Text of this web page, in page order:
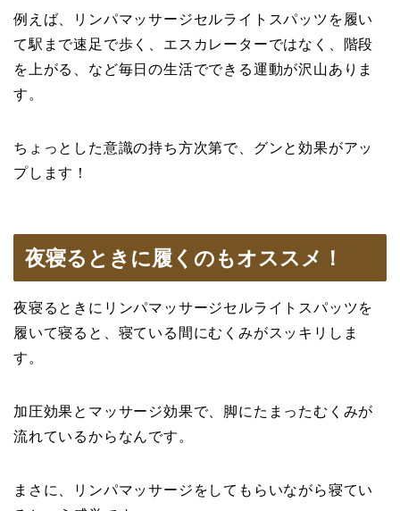
例えば、リンパマッサージセルライトスパッツを履い
て駅まで速足で歩く、エスカレーターではなく、階段
を上がる、など毎日の生活でできる運動が沢山ありま
す。
ちょっとした意識の持ち方次第で、グンと効果がアッ
プします！
夜寝るときに履くのもオススメ！
夜寝るときにリンパマッサージセルライトスパッツを
履いて寝ると、寝ている間にむくみがスッキリしま
す。
加圧効果とマッサージ効果で、脚にたまったむくみが
流れているからなんです。
まさに、リンパマッサージをしてもらいながら寝てい